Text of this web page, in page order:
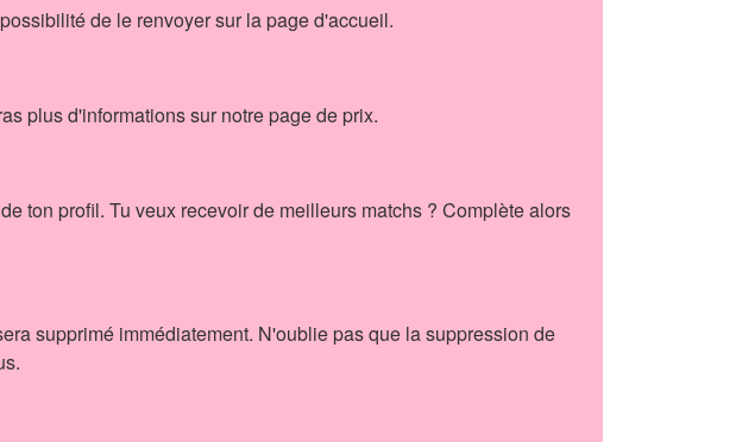
de le renvoyer sur la page d'accueil.
plus d'informations sur notre page de prix.
ton profil. Tu veux recevoir de meilleurs matchs ? Complète alors
supprimé immédiatement. N'oublie pas que la suppression de